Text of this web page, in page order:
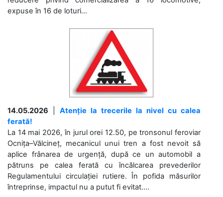
expuse în 16 de loturi...
14.05.2026
Atenție la trecerile la nivel cu calea
ferată!
La 14 mai 2026, în jurul orei 12.50, pe tronsonul feroviar
Ocnița–Vălcineț, mecanicul unui tren a fost nevoit să
aplice frânarea de urgență, după ce un automobil a
pătruns pe calea ferată cu încălcarea prevederilor
Regulamentului circulației rutiere. În pofida măsurilor
întreprinse, impactul nu a putut fi evitat....